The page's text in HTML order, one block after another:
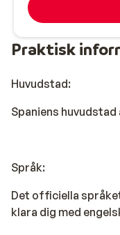
Praktisk
Huvudstad:
Spaniens
Språk:
Det officiella
klara dig med